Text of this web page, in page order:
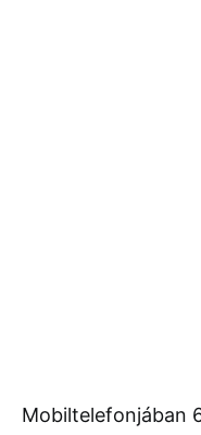
Mobiltelefonjában